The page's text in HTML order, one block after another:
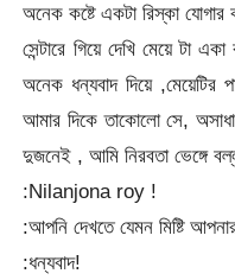
অনেক কষ্টে একটা রিস্কা যোগার
সেন্টারে গিয়ে দেখি মেয়ে টা
অনেক ধন্যবাদ দিয়ে ,মেয়েটির
আমার দিকে তাকোলো সে,
দুজনেই , আমি নিরবতা ভেঙ্গে
:Nilanjona roy !
:আপনি দেখতে যেমন মিষ্টি
:ধন্যবাদ!